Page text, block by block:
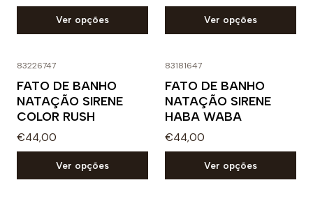
Ver opções Ver opções
83226747
FATO DE BANHO
NATAÇÃO SIRENE
COLOR RUSH
€44,00
Ver opções
83181647
FATO DE BANHO
NATAÇÃO SIRENE
HABA WABA
€44,00
Ver opções